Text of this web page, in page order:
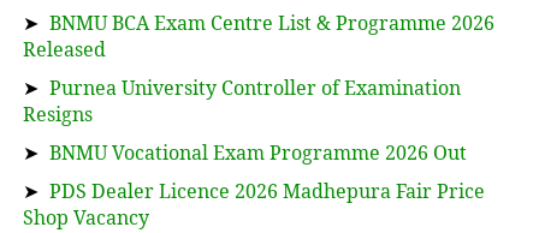
➤ BNMU BCA Exam Centre List & Programme 2026
Released
➤ Purnea University Controller of Examination
Resigns
➤ BNMU Vocational Exam Programme 2026 Out
➤ PDS Dealer Licence 2026 Madhepura Fair Price
Shop Vacancy